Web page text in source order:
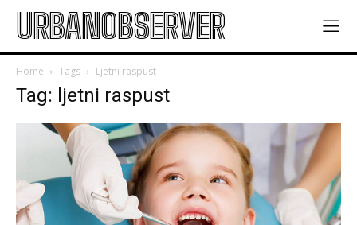
URBANOBSERVER
Home Tags Ljetni raspust
Tag: ljetni raspust